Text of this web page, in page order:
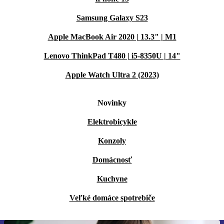
Samsung Galaxy S23
Apple MacBook Air 2020 | 13.3" | M1
Lenovo ThinkPad T480 | i5-8350U | 14"
Apple Watch Ultra 2 (2023)
Novinky
Elektrobicykle
Konzoly
Domácnosť
Kuchyne
Veľké domáce spotrebiče